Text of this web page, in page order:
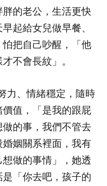
的老公，生活更快
起給女兒做早餐、
把自己吵醒，「他
不會長紋」。
力、情緒穩定，隨時
值，「是我的跟屁
的事，我們不管去
姻關系裡面，我有
做的事情」，她透
「你去吧，孩子的